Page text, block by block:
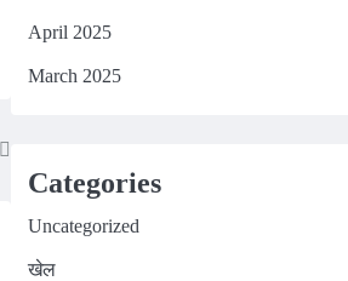
April 2025
March 2025
Categories
Uncategorized
खेल